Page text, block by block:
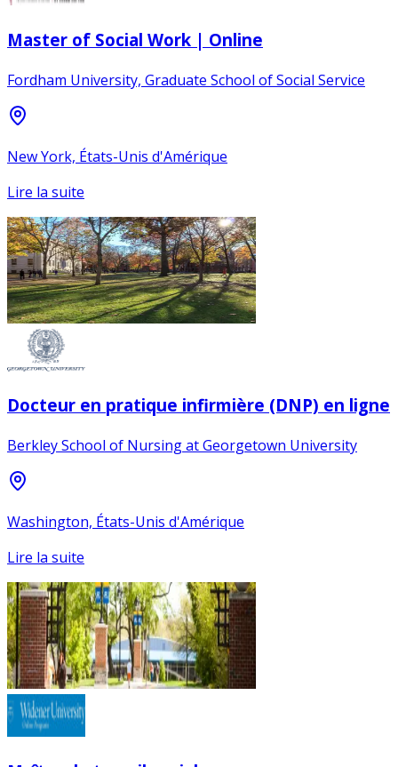
Master of Social Work | Online
Fordham University, Graduate School of Social Service
New York, États-Unis d'Amérique
Lire la suite
Docteur en pratique infirmière (DNP) en ligne
Berkley School of Nursing at Georgetown University
Washington, États-Unis d'Amérique
Lire la suite